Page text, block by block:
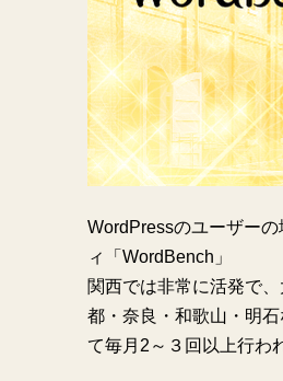
WordPressのユーザー
ィ「WordBench」
関西では非常に活発で
都・奈良・和歌山・明
て毎月2～３回以上行わ